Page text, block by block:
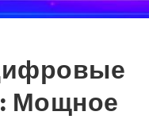
Мощное